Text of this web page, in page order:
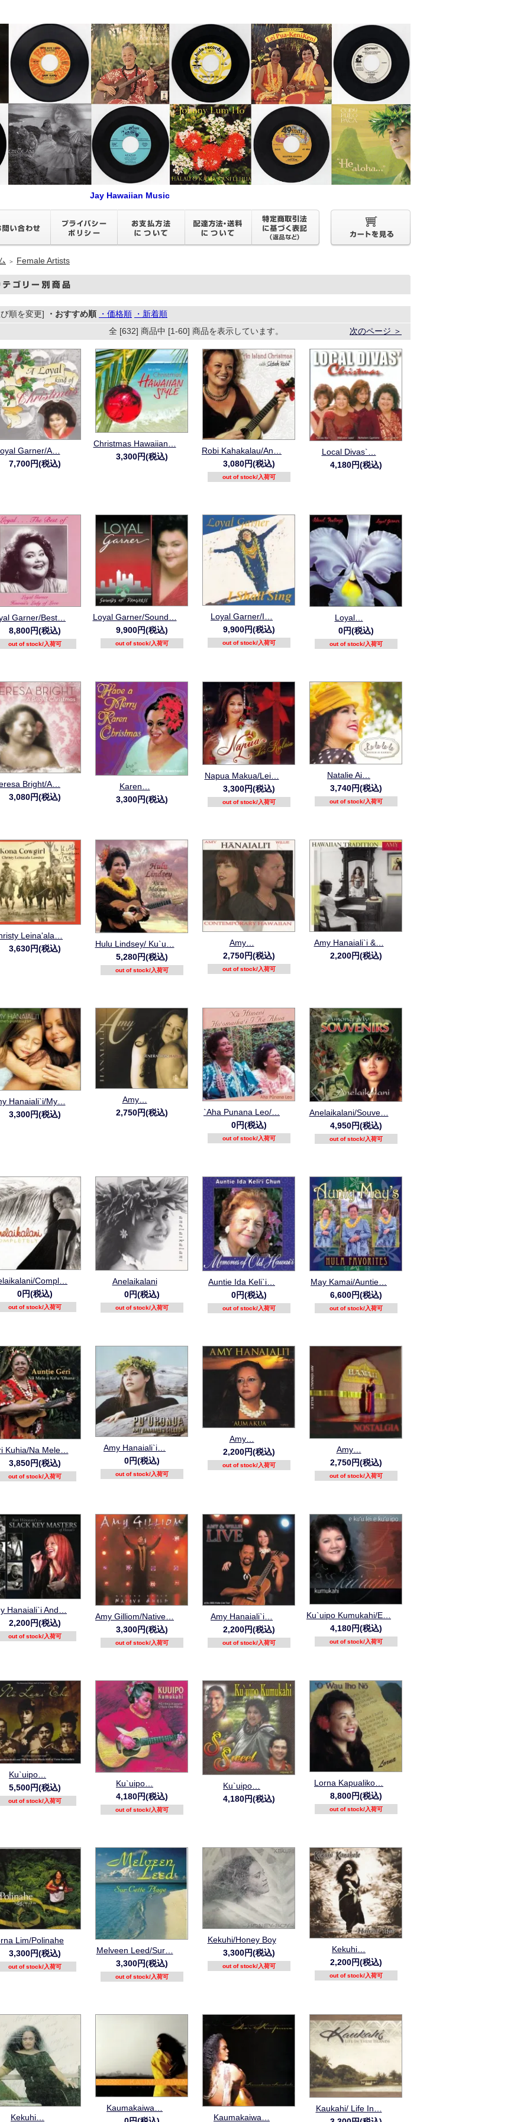
Jay Hawaiian Music
＞ Female Artists
順を変更] ・おすすめ順 ・価格順
・新着順
全 [632] 商品中 [1-60] 商品を表示しています。
次のページ ＞
Garner/A…
7,700円(税込)
Christmas Hawaiian…
3,300円(税込)
Robi Kahakalau/An…
3,080円(税込)
out of stock/入荷可
Local Divas`…
4,180円(税込)
Garner/Best…
8,800円(税込)
out of stock/入荷可
Loyal Garner/Sound…
9,900円(税込)
out of stock/入荷可
Loyal Garner/I…
9,900円(税込)
out of stock/入荷可
Loyal…
0円(税込)
out of stock/入荷可
Bright/A…
3,080円(税込)
Karen…
3,300円(税込)
Napua Makua/Lei…
3,300円(税込)
out of stock/入荷可
Natalie Ai…
3,740円(税込)
out of stock/入荷可
Leina'ala…
3,630円(税込)
Hulu Lindsey/ Ku`u…
5,280円(税込)
out of stock/入荷可
Amy…
2,750円(税込)
out of stock/入荷可
Amy Hanaiali`i &…
2,200円(税込)
Hanaiali`i/My…
3,300円(税込)
Amy…
2,750円(税込)
`Aha Punana Leo/…
0円(税込)
out of stock/入荷可
Anelaikalani/Souve…
4,950円(税込)
out of stock/入荷可
Compl…
0円(税込)
out of stock/入荷可
Anelaikalani
0円(税込)
out of stock/入荷可
Auntie Ida Keli`i…
0円(税込)
out of stock/入荷可
May Kamai/Auntie…
6,600円(税込)
out of stock/入荷可
Kuhia/Na Mele…
3,850円(税込)
out of stock/入荷可
Amy Hanaiali`i…
0円(税込)
out of stock/入荷可
Amy…
2,200円(税込)
out of stock/入荷可
Amy…
2,750円(税込)
out of stock/入荷可
Hanaiali`i And…
2,200円(税込)
out of stock/入荷可
Amy Gilliom/Native…
3,300円(税込)
out of stock/入荷可
Amy Hanaiali`i…
2,200円(税込)
out of stock/入荷可
Ku`uipo Kumukahi/E…
4,180円(税込)
out of stock/入荷可
Ku`uipo…
5,500円(税込)
out of stock/入荷可
Ku`uipo…
4,180円(税込)
out of stock/入荷可
Ku`uipo…
4,180円(税込)
Lorna Kapualiko…
8,800円(税込)
out of stock/入荷可
Lim/Polinahe
3,300円(税込)
out of stock/入荷可
Melveen Leed/Sur…
3,300円(税込)
out of stock/入荷可
Kekuhi/Honey Boy
3,300円(税込)
out of stock/入荷可
Kekuhi…
2,200円(税込)
out of stock/入荷可
Kekuhi…
Kaumakaiwa…
Kaumakaiwa…
Kaukahi/ Life In…